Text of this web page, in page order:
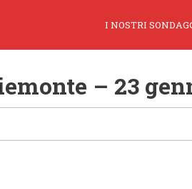
I NOSTRI
– 23